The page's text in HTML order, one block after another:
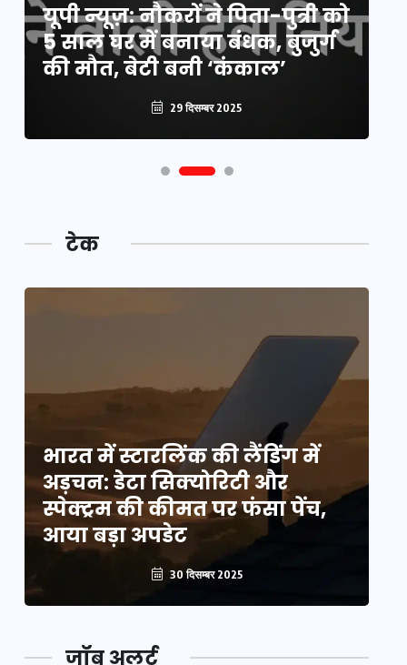
यूपी न्यूज़: नौकरों ने पिता-पुत्री को
5 साल घर में बनाया बंधक, बुजुर्ग
की मौत, बेटी बनी ‘कंकाल’
29 दिसम्बर 2025
टेक
भारत में स्टारलिंक की लैंडिंग में
अड़चन: डेटा सिक्योरिटी और
स्पेक्ट्रम की कीमत पर फंसा पेंच,
आया बड़ा अपडेट
30 दिसम्बर 2025
जॉब अलर्ट